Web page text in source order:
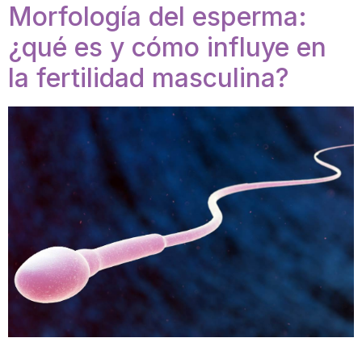
Morfología del esperma:
¿qué es y cómo influye en
la fertilidad masculina?